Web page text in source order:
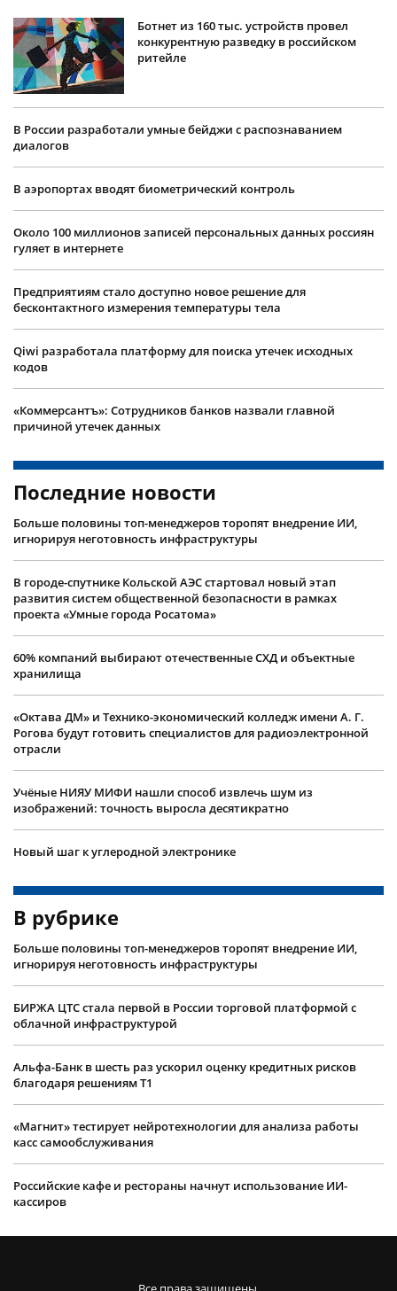
Ботнет из 160 тыс. устройств провел
конкурентную разведку в российском
ритейле
В России разработали умные бейджи с распознаванием
диалогов
В аэропортах вводят биометрический контроль
Около 100 миллионов записей персональных данных россиян
гуляет в интернете
Предприятиям стало доступно новое решение для
бесконтактного измерения температуры тела
Qiwi разработала платформу для поиска утечек исходных
кодов
«Коммерсантъ»: Сотрудников банков назвали главной
причиной утечек данных
Последние новости
Больше половины топ-менеджеров торопят внедрение ИИ,
игнорируя неготовность инфраструктуры
В городе-спутнике Кольской АЭС стартовал новый этап
развития систем общественной безопасности в рамках
проекта «Умные города Росатома»
60% компаний выбирают отечественные СХД и объектные
хранилища
«Октава ДМ» и Технико-экономический колледж имени А. Г.
Рогова будут готовить специалистов для радиоэлектронной
отрасли
Учëные НИЯУ МИФИ нашли способ извлечь шум из
изображений: точность выросла десятикратно
Новый шаг к углеродной электронике
В рубрике
Больше половины топ-менеджеров торопят внедрение ИИ,
игнорируя неготовность инфраструктуры
БИРЖА ЦТС стала первой в России торговой платформой с
облачной инфраструктурой
Альфа-Банк в шесть раз ускорил оценку кредитных рисков
благодаря решениям Т1
«Магнит» тестирует нейротехнологии для анализа работы
касс самообслуживания
Российские кафе и рестораны начнут использование ИИ-
кассиров